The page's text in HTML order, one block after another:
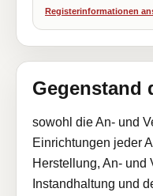
Registerinformationen
Gegenstand
sowohl die An- und
Einrichtungen jeder
Herstellung, An- und
Instandhaltung und